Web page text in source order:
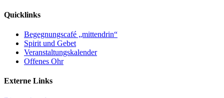
Quicklinks
Begegnungscafé „mittendrin“
Spirit und Gebet
Veranstaltungskalender
Offenes Ohr
Externe Links